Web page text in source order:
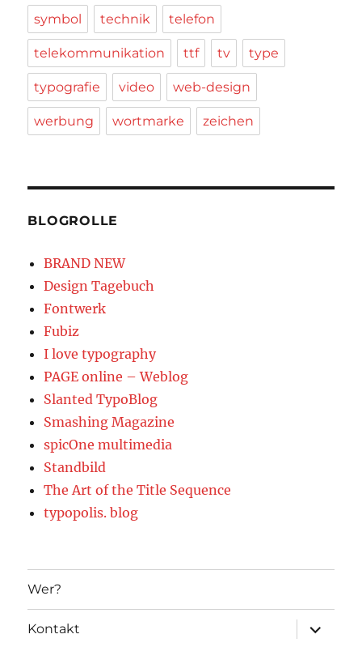
symbol technik telefon
telekommunikation ttf tv type
typografie video web-design
werbung wortmarke zeichen
BLOGROLLE
BRAND NEW
Design Tagebuch
Fontwerk
Fubiz
I love typography
PAGE online – Weblog
Slanted TypoBlog
Smashing Magazine
spicOne multimedia
Standbild
The Art of the Title Sequence
typopolis. blog
Wer?
Kontakt
öffnen